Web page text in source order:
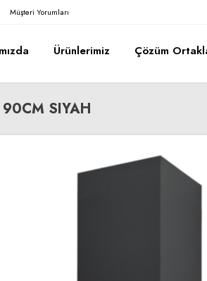
Müşteri Yorumları
Ürünlerimiz Çözüm
SIYAH